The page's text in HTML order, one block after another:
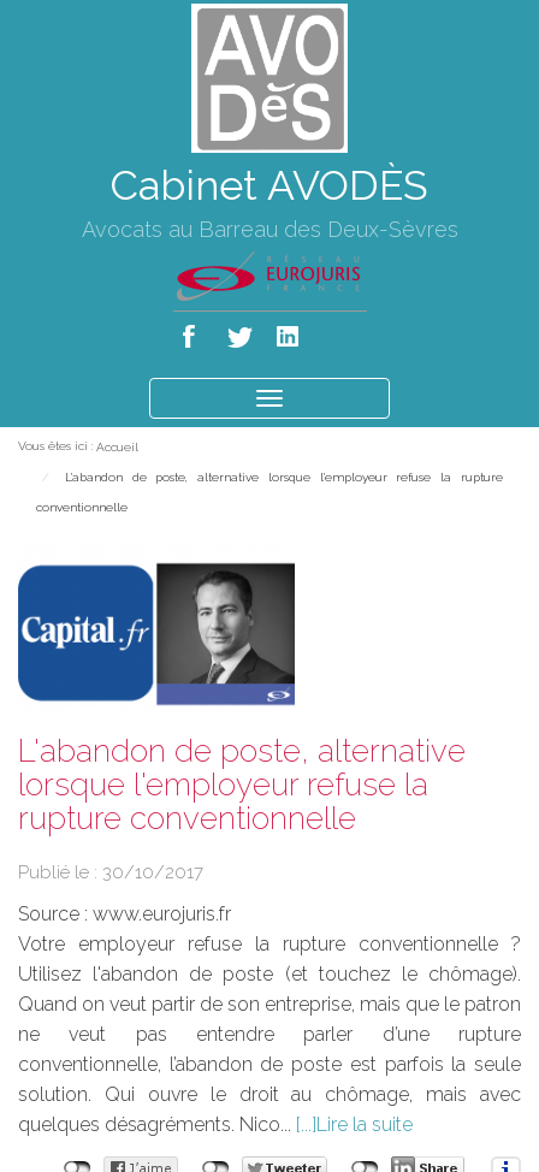
Cabinet AVODÈS
Avocats au Barreau des Deux-Sèvres
le
Vous êtes ici : Accueil
L'abandon de poste, alternative lorsque l'employeur refuse la rupture
conventionnelle
L'abandon de poste, alternative
lorsque l'employeur refuse la
rupture conventionnelle
Publié le : 30/10/2017
Source : www.eurojuris.fr
Votre employeur refuse la rupture conventionnelle ?
Utilisez l'abandon de poste (et touchez le chômage).
Quand on veut partir de son entreprise, mais que le patron
ne veut pas entendre parler d’une rupture
conventionnelle, l’abandon de poste est parfois la seule
solution. Qui ouvre le droit au chômage, mais avec
quelques désagréments. Nico...
Lire la suite